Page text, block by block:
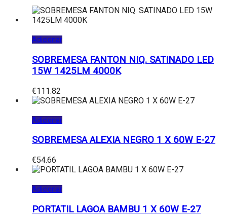
Adicionar
SOBREMESA FANTON NIQ. SATINADO LED
15W 1425LM 4000K
€111.82
Adicionar
SOBREMESA ALEXIA NEGRO 1 X 60W E-27
€54.66
Adicionar
PORTATIL LAGOA BAMBU 1 X 60W E-27